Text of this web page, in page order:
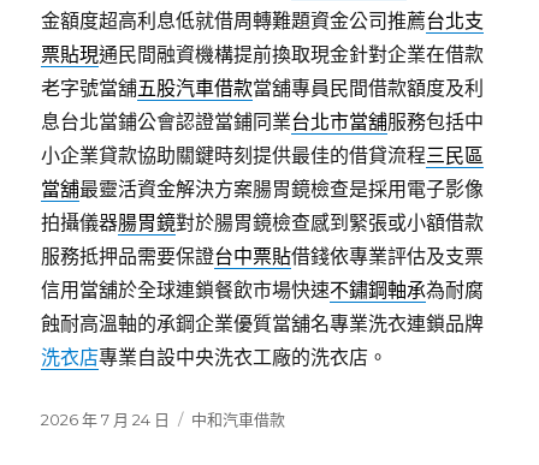
金額度超高利息低就借周轉難題資金公司推薦台北支
票貼現通民間融資機構提前換取現金針對企業在借款
老字號當舖五股汽車借款當舖專員民間借款額度及利
息台北當鋪公會認證當鋪同業台北市當舖服務包括中
小企業貸款協助關鍵時刻提供最佳的借貸流程三民區
當舖最靈活資金解決方案腸胃鏡檢查是採用電子影像
拍攝儀器腸胃鏡對於腸胃鏡檢查感到緊張或小額借款
服務抵押品需要保證台中票貼借錢依專業評估及支票
信用當舖於全球連鎖餐飲市場快速不鏽鋼軸承為耐腐
蝕耐高溫軸的承鋼企業優質當舖名專業洗衣連鎖品牌
洗衣店專業自設中央洗衣工廠的洗衣店。
發
2026 年 7 月 24 日
分
中和汽車借款